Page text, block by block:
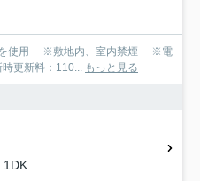
を使用 ※敷地内、室内禁煙 ※電
更新料：110... もっと見る
1DK